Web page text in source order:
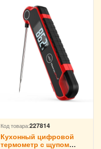
Код товара:227814
Кухонный цифровой
термометр с щупом